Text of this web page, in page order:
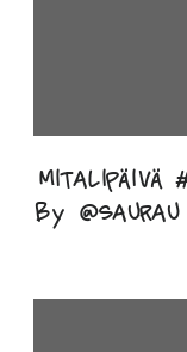
Mitalipäivä
by @saurau